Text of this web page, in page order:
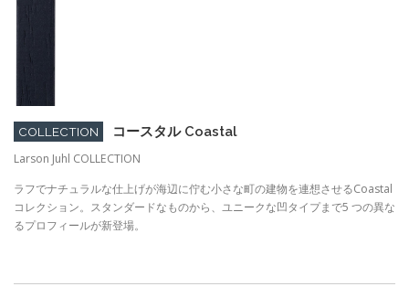
COLLECTION
コースタル Coastal
Larson Juhl COLLECTION
ラフでナチュラルな仕上げが海辺に佇む小さな町の建物を連想させるCoastal
コレクション。スタンダードなものから、ユニークな凹タイプまで5 つの異な
るプロフィールが新登場。